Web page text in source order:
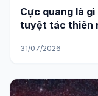
Cực quang là
tuyệt tác thiên
31/07/2026